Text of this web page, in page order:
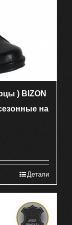
) BIZON
на
Детали